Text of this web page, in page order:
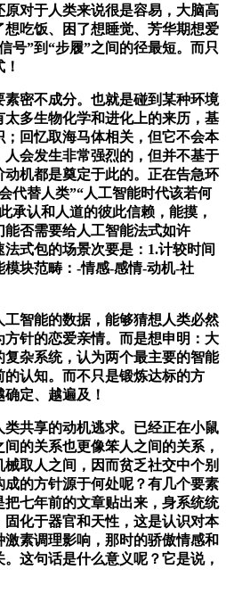
对于人类来说很是容易，大脑高
吃饭、困了想睡觉、芳华期想爱
号”到“步履”之间的径最短。而只
密不成分。也就是碰到某种环境
多生物化学和进化上的来历，基
回忆取海马体相关，但它不会本
人会发生非常强烈的，但并不基于
机都是奠定于此的。正在告急环
代替人类”“人工智能时代该若何
承认和人道的彼此信赖，能摸，
否需要给人工智能法式如许
式包的场景次要是：1.计较时间
块范畴：-情感-感情-动机-社
智能的数据，能够猜想人类必然
针的恋爱亲情。而是想申明：大
杂系统，认为两个最主要的智能
认知。而不只是锻炼达标的方
定、越遍及！
共享的动机逃求。已经正在小鼠
的关系也更像笨人之间的关系，
取人之间，因而贫乏社交中个别
的方针源于何处呢？有几个要素
七年前的文章贴出来，身系统统
化于器官和天性，这是认识对本
素调理影响，那时的骄傲情感和
这句话是什么意义呢？它是说，